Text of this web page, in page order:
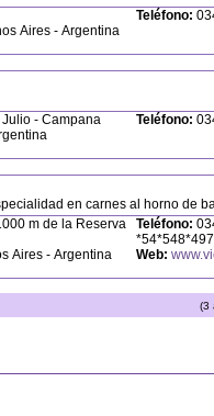
Aires - Argentina
Teléfono:
- Campana
Teléfono:
en carnes al horno de
m de la Reserva
Aires - Argentina
Teléfono:
Web:
(3